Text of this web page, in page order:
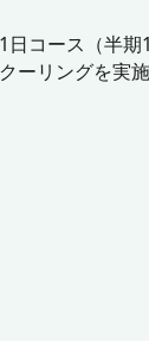
コース（半期
ーリングを実